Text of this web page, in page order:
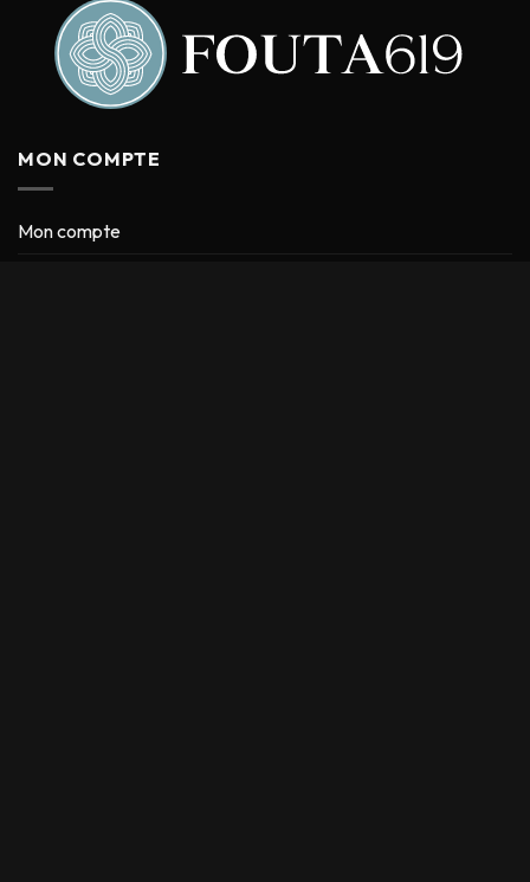
MON COMPTE
Mon compte